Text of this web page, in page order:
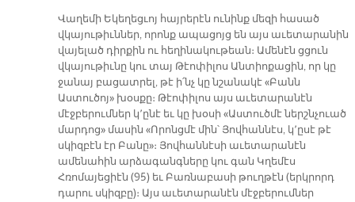
Վաղեմի Եկեղեցւոյ հայրերէն ունինք մեզի հասած
վկայութիւններ, որոնք ապացոյց են այս աւետարանին
վայելած դիրքին ու հեղինակութեան։ Ամենէն ցցուն
վկայութիւնը կու տայ Թէոփիլոս Անտիոքացին, որ կը
ջանայ բացատրել, թէ ի՛նչ կը նշանակէ «Բանն
Աստուծոյ» խօսքը։ Թէոփիլոս այս աւետարանէն
մէջբերումներ կ՚ընէ եւ կը խօսի «Աստուծմէ ներշնչուած
մարդոց» մասին «Որոնցմէ մին՝ Յովհաննէս, կ՚ըսէ թէ
սկիզբէն էր Բանը»։ Յովհաննէսի աւետարանէն
ամենահին արձագանգները կու գան Կղեմէս
Հռոմայեցիէն (95) եւ Բառնաբասի թուղթէն (երկրորդ
դարու սկիզբը)։ Այս աւետարանէն մէջբերումներ